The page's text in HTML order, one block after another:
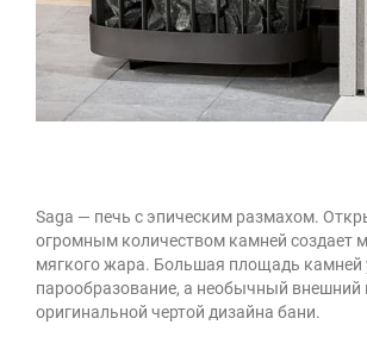
Saga — печь с эпическим размахом.
огромным количеством камней создает
мягкого жара. Большая площадь камней
парообразование, а необычный внешний
оригинальной чертой дизайна бани.